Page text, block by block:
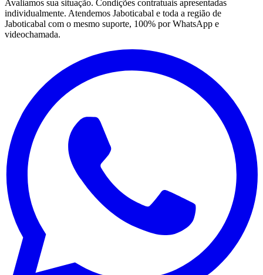
Avaliamos sua situação. Condições contratuais apresentadas
individualmente. Atendemos Jaboticabal e toda a região de
Jaboticabal com o mesmo suporte, 100% por WhatsApp e
videochamada.